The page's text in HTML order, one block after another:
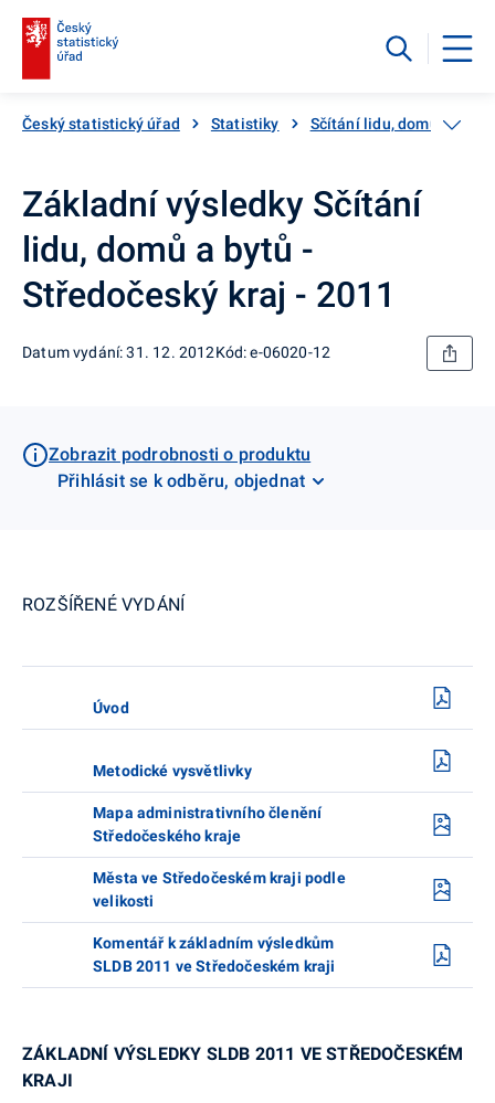
Český statistický úřad Statistiky Sčítání lidu, domů a bytů
Základní výsledky Sčítání
lidu, domů a bytů -
Středočeský kraj - 2011
Datum vydání: 31. 12. 2012Kód: e-06020-12
Zobrazit podrobnosti o produktu
Přihlásit se k odběru, objednat
ROZŠÍŘENÉ VYDÁNÍ
Úvod
Metodické vysvětlivky
Mapa administrativního členění
Středočeského kraje
Města ve Středočeském kraji podle
velikosti
Komentář k základním výsledkům
SLDB 2011 ve Středočeském kraji
ZÁKLADNÍ VÝSLEDKY SLDB 2011 VE STŘEDOČESKÉM
KRAJI